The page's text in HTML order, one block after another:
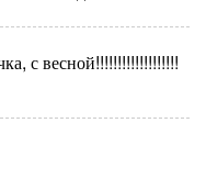
с весной!!!!!!!!!!!!!!!!!!!